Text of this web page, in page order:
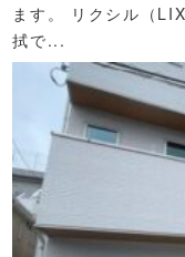
ます。 リクシル（
拭で...